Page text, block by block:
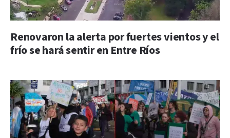
Renovaron la alerta por fuertes vientos y el
frío se hará sentir en Entre Ríos